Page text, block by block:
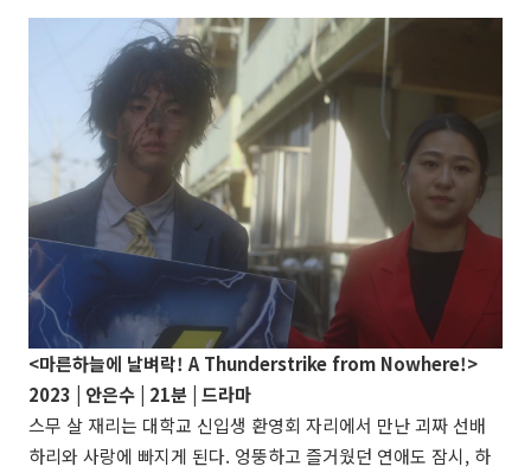
<마른하늘에 날벼락! A Thunderstrike from Nowhere!>
2023 |
안은수 | 21분 | 드라마
스무 살 재리는 대학교 신입생 환영회 자리에서 만난 괴짜 선배
하리와 사랑에 빠지게 된다. 엉뚱하고 즐거웠던 연애도 잠시, 하